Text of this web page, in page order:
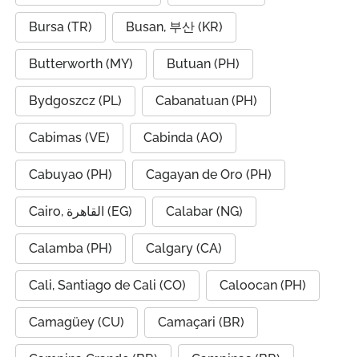
Bursa (TR) Busan, 부산 (KR)
Butterworth (MY) Butuan (PH)
Bydgoszcz (PL) Cabanatuan (PH)
Cabimas (VE) Cabinda (AO)
Cabuyao (PH) Cagayan de Oro (PH)
Cairo, القاهرة (EG) Calabar (NG)
Calamba (PH) Calgary (CA)
Cali, Santiago de Cali (CO) Caloocan (PH)
Camagüey (CU) Camaçari (BR)